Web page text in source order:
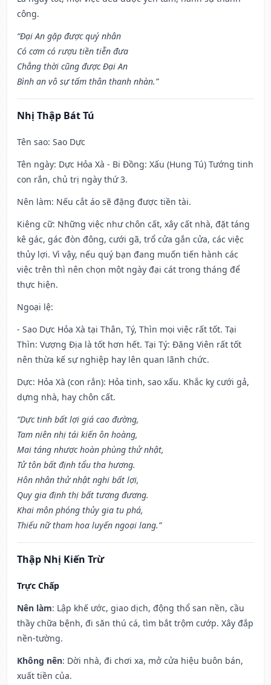
công.
“Đại An gặp được quý nhân
Có cơm có rượu tiền tiễn đưa
Chẳng thời cũng được Đại An
Bình an vô sự tấm thân thanh nhàn.”
Nhị Thập Bát Tú
Tên sao: Sao Dực
Tên ngày: Dực Hỏa Xà - Bi Đồng: Xấu (Hung Tú) Tướng tinh
con rắn, chủ trị ngày thứ 3.
Nên làm: Nếu cắt áo sẽ đặng được tiền tài.
Kiêng cữ: Những việc như chôn cất, xây cất nhà, đặt táng
kê gác, gác đòn đông, cưới gã, trổ cửa gắn cửa, các việc
thủy lợi. Vì vậy, nếu quý bạn đang muốn tiến hành các
việc trên thì nên chọn một ngày đại cát trong tháng để
thực hiện.
Ngoại lệ:
- Sao Dực Hỏa Xà tại Thân, Tý, Thìn mọi việc rất tốt. Tại
Thìn: Vượng Địa là tốt hơn hết. Tại Tý: Đăng Viên rất tốt
nên thừa kế sự nghiệp hay lên quan lãnh chức.
Dực: Hỏa Xà (con rắn): Hỏa tinh, sao xấu. Khắc kỵ cưới gả,
dựng nhà, hay chôn cất.
“Dực tinh bất lợi giá cao đường,
Tam niên nhị tái kiến ôn hoàng,
Mai táng nhược hoàn phùng thử nhật,
Tử tôn bất định tẩu tha hương.
Hôn nhân thử nhật nghi bất lợi,
Quy gia định thị bất tương đương.
Khai môn phóng thủy gia tu phá,
Thiếu nữ tham hoa luyến ngoại lang.”
Thập Nhị Kiến Trừ
Trực Chấp
Nên làm: Lập khế ước, giao dịch, động thổ san nền, cầu
thầy chữa bệnh, đi săn thú cá, tìm bắt trộm cướp. Xây đắp
nền-tường.
Không nên: Dời nhà, đi chơi xa, mở cửa hiệu buôn bán,
xuất tiền của.